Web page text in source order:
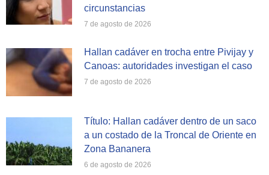
circunstancias
7 de agosto de 2026
Hallan cadáver en trocha entre Pivijay y
Canoas: autoridades investigan el caso
7 de agosto de 2026
Título: Hallan cadáver dentro de un saco
a un costado de la Troncal de Oriente en
Zona Bananera
6 de agosto de 2026